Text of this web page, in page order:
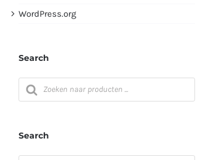
WordPress.org
Search
Producten
zoeken
Search